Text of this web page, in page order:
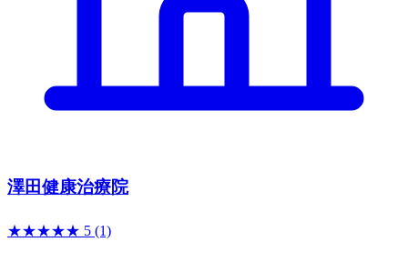
澤田健康治療院
★★★★★ 5 (1)